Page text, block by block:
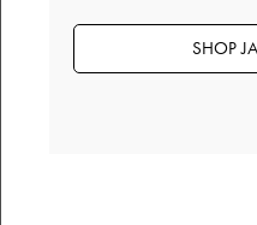
コロンとした
試着せずの購入だった
SHOP